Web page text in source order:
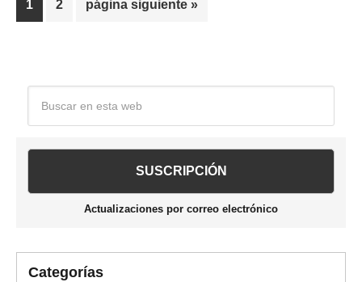
Página
1 Página
2
Ir
página siguiente »
Barra
lateral
principal
Actualizaciones por correo electrónico
Categorías